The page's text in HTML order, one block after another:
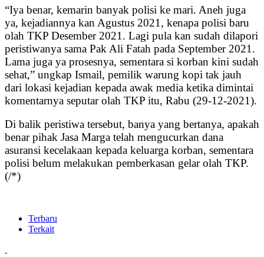
“Iya benar, kemarin banyak polisi ke mari. Aneh juga
ya, kejadiannya kan Agustus 2021, kenapa polisi baru
olah TKP Desember 2021. Lagi pula kan sudah dilapori
peristiwanya sama Pak Ali Fatah pada September 2021.
Lama juga ya prosesnya, sementara si korban kini sudah
sehat,” ungkap Ismail, pemilik warung kopi tak jauh
dari lokasi kejadian kepada awak media ketika dimintai
komentarnya seputar olah TKP itu, Rabu (29-12-2021).
Di balik peristiwa tersebut, banya yang bertanya, apakah
benar pihak Jasa Marga telah mengucurkan dana
asuransi kecelakaan kepada keluarga korban, sementara
polisi belum melakukan pemberkasan gelar olah TKP.
(/*)
Terbaru
Terkait